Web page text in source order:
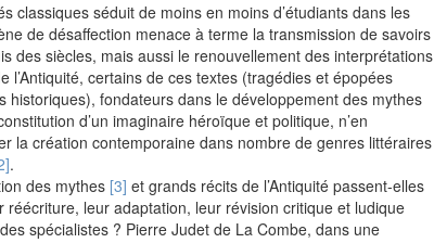
classiques séduit de moins en moins d’étudiants dans les
de désaffection menace à terme la transmission de savoirs
des siècles, mais aussi le renouvellement des interprétations
l’Antiquité, certains de ces textes (tragédies et épopées
historiques), fondateurs dans le développement des mythes
d’un imaginaire héroïque et politique, n’en
la création contemporaine dans nombre de genres littéraires
.
des mythes [3] et grands récits de l’Antiquité passent-elles
réécriture, leur adaptation, leur révision critique et ludique
spécialistes ? Pierre Judet de La Combe, dans une